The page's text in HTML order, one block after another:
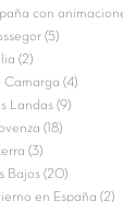
con
(5)
(2)
Camarga (4)
Landas (9)
(18)
(3)
Bajos (20)
en España (2)